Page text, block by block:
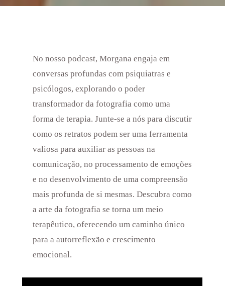
No nosso podcast, Morgana engaja em
conversas profundas com psiquiatras e
psicólogos, explorando o poder
transformador da fotografia como uma
forma de terapia. Junte-se a nós para discutir
como os retratos podem ser uma ferramenta
valiosa para auxiliar as pessoas na
comunicação, no processamento de emoções
e no desenvolvimento de uma compreensão
mais profunda de si mesmas. Descubra como
a arte da fotografia se torna um meio
terapêutico, oferecendo um caminho único
para a autorreflexão e crescimento
emocional.